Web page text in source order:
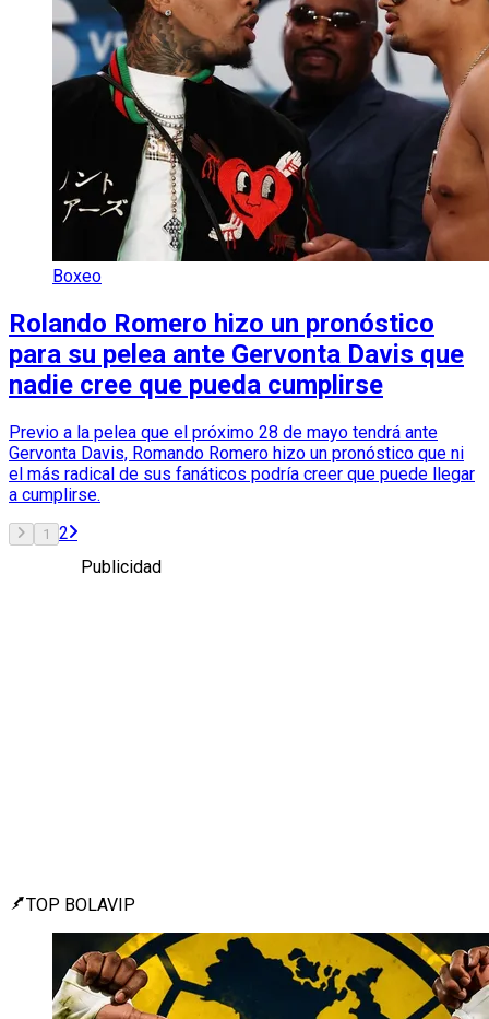
Boxeo
Rolando Romero hizo un pronóstico
para su pelea ante Gervonta Davis que
nadie cree que pueda cumplirse
Previo a la pelea que el próximo 28 de mayo tendrá ante
Gervonta Davis, Romando Romero hizo un pronóstico que ni
el más radical de sus fanáticos podría creer que puede llegar
a cumplirse.
1
2
Publicidad
TOP BOLAVIP